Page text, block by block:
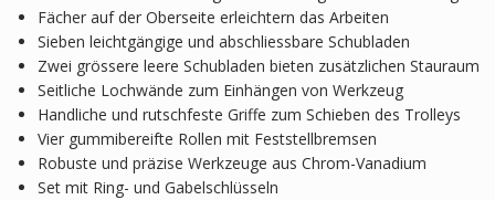
Fächer auf der Oberseite erleichtern das Arbeiten
Sieben leichtgängige und abschliessbare Schubladen
Zwei grössere leere Schubladen bieten zusätzlichen Stauraum
Seitliche Lochwände zum Einhängen von Werkzeug
Handliche und rutschfeste Griffe zum Schieben des Trolleys
Vier gummibereifte Rollen mit Feststellbremsen
Robuste und präzise Werkzeuge aus Chrom-Vanadium
Set mit Ring- und Gabelschlüsseln